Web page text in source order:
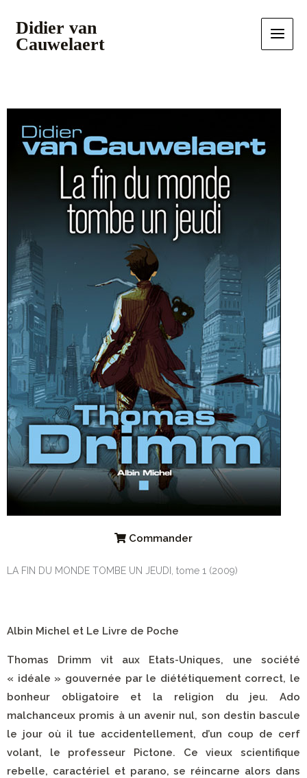
Commander
LA FIN DU MONDE TOMBE UN JEUDI, tome 1 (2009)
Albin Michel et Le Livre de Poche
Thomas Drimm vit aux Etats-Uniques, une société
« idéale » gouvernée par le diététiquement correct, le
bonheur obligatoire et la religion du jeu. Ado
malchanceux promis à un avenir nul, son destin bascule
le jour où il tue accidentellement, d’un coup de cerf
volant, le professeur Pictone. Ce vieux scientifique
rebelle, caractériel et parano, se réincarne alors dans